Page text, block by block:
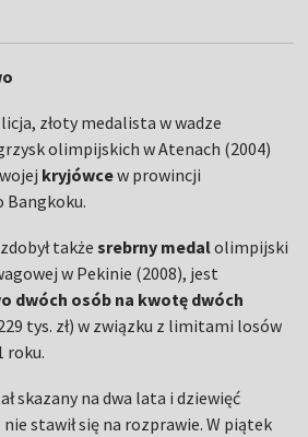
złoty medalista w wadze
olimpijskich w Atenach (2004)
kryjówcew prowincji
Bangkoku.
takżesrebrny medalolimpijski
w Pekinie (2008), jest
dwóch osób na kwotę dwóch
tys. zł) w związku z limitami losów
roku.
skazany na dwa lata i dziewięć
stawił się na rozprawie. W piątek